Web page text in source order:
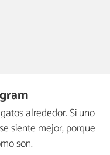
alrededor. Si uno
siente mejor, porque
son.